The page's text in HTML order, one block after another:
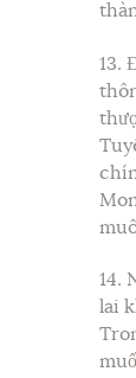
13.
14.
lai